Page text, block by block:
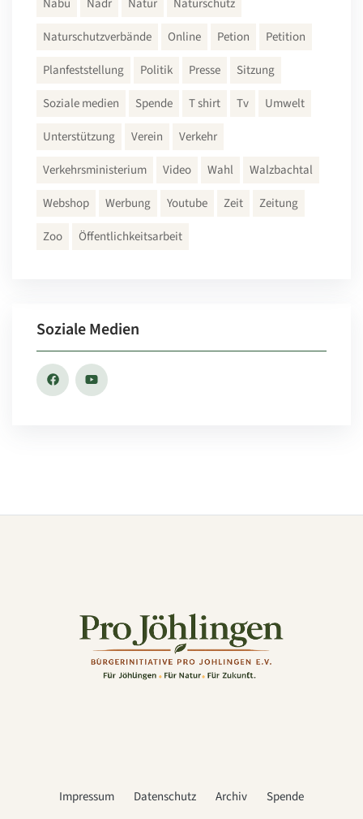
Nabu
Nadr Natur
Naturschutz
Naturschutzverbände
Online Petion
Petition
Planfeststellung
Politik Presse
Sitzung
Soziale medien
Spende T shirt Tv
Umwelt
Unterstützung
Verein
Verkehr
Verkehrsministerium
Video Wahl
Walzbachtal
Webshop
Werbung Youtube Zeit
Zeitung
Zoo
Öffentlichkeitsarbeit
Soziale Medien
Impressum Datenschutz Archiv Spende